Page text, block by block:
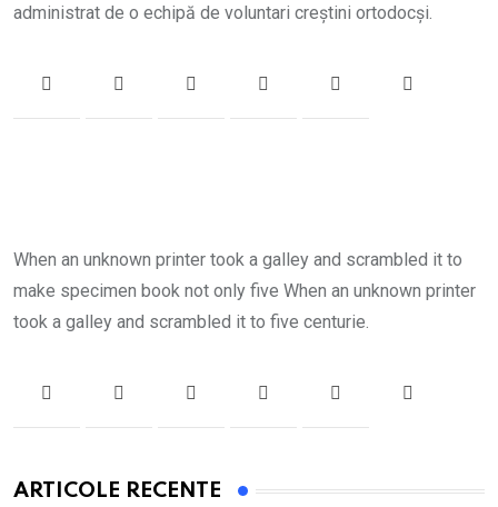
administrat de o echipă de voluntari creștini ortodocși.
When an unknown printer took a galley and scrambled it to
make specimen book not only five When an unknown printer
took a galley and scrambled it to five centurie.
ARTICOLE RECENTE